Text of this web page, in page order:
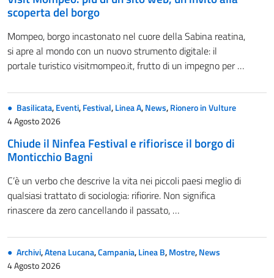
scoperta del borgo
Mompeo, borgo incastonato nel cuore della Sabina reatina,
si apre al mondo con un nuovo strumento digitale: il
portale turistico visitmompeo.it, frutto di un impegno per …
Basilicata,Eventi,Festival,Linea A,News,Rionero in Vulture
4 Agosto 2026
Chiude il Ninfea Festival e rifiorisce il borgo di
Monticchio Bagni
C’è un verbo che descrive la vita nei piccoli paesi meglio di
qualsiasi trattato di sociologia: rifiorire. Non significa
rinascere da zero cancellando il passato, …
Archivi,Atena Lucana,Campania,Linea B,Mostre,News
4 Agosto 2026